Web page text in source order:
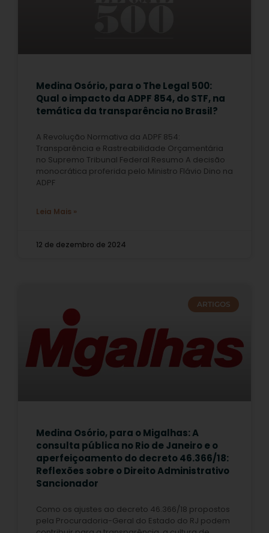
Medina Osório, para o The Legal 500:
Qual o impacto da ADPF 854, do STF, na
temática da transparência no Brasil?
A Revolução Normativa da ADPF 854:
Transparência e Rastreabilidade Orçamentária
no Supremo Tribunal Federal Resumo A decisão
monocrática proferida pelo Ministro Flávio Dino na
ADPF
Leia Mais »
12 de dezembro de 2024
ARTIGOS
Medina Osório, para o Migalhas: A
consulta pública no Rio de Janeiro e o
aperfeiçoamento do decreto 46.366/18:
Reflexões sobre o Direito Administrativo
Sancionador
Como os ajustes ao decreto 46.366/18 propostos
pela Procuradoria-Geral do Estado do RJ podem